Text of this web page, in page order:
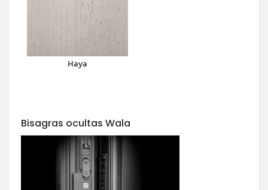
Haya
Bisagras ocultas Wala